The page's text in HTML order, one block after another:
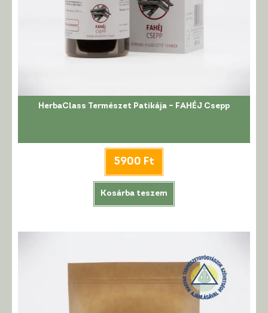
HerbaClass Természet Patikája – FAHÉJ Csepp
5900 Ft
Kosárba teszem